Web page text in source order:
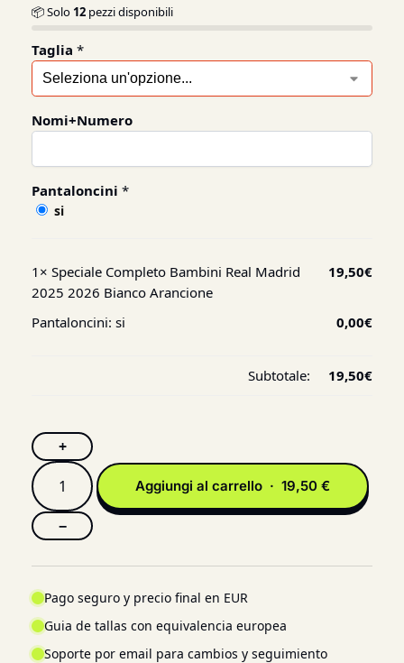
📦 Solo 12 pezzi disponibili
Taglia *
Nomi+Numero
Pantaloncini *
si
1× Speciale Completo Bambini Real Madrid
2025 2026 Bianco Arancione
19,50€
Pantaloncini: si 0,00€
Subtotale: 19,50€
+
−
Aggiungi al carrello · 19,50 €
Pago seguro y precio final en EUR
Guia de tallas con equivalencia europea
Soporte por email para cambios y seguimiento